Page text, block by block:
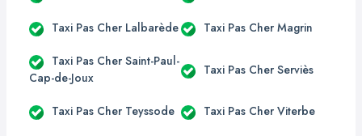
Taxi Pas Cher Lalbarède Taxi Pas Cher Magrin
Taxi Pas Cher Saint-Paul-
Cap-de-Joux
Taxi Pas Cher Serviès
Taxi Pas Cher Teyssode Taxi Pas Cher Viterbe